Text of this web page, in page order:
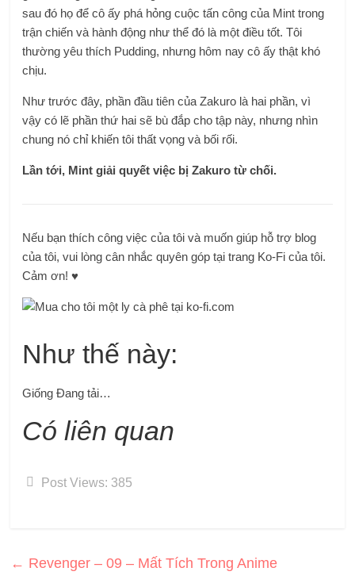
sau đó họ để cô ấy phá hỏng cuộc tấn công của Mint trong
trận chiến và hành động như thể đó là một điều tốt. Tôi
thường yêu thích Pudding, nhưng hôm nay cô ấy thật khó
chịu.
Như trước đây, phần đầu tiên của Zakuro là hai phần, vì
vậy có lẽ phần thứ hai sẽ bù đắp cho tập này, nhưng nhìn
chung nó chỉ khiến tôi thất vọng và bối rối.
Lần tới, Mint giải quyết việc bị Zakuro từ chối.
Nếu bạn thích công việc của tôi và muốn giúp hỗ trợ blog
của tôi, vui lòng cân nhắc quyên góp tại trang Ko-Fi của tôi.
Cảm ơn! ♥
Như thế này:
Giống Đang tải…
Có liên quan
Post Views: 385
← Revenger – 09 – Mất Tích Trong Anime